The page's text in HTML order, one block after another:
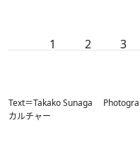
1 2 3
Text＝Takako Sunaga
カルチャー